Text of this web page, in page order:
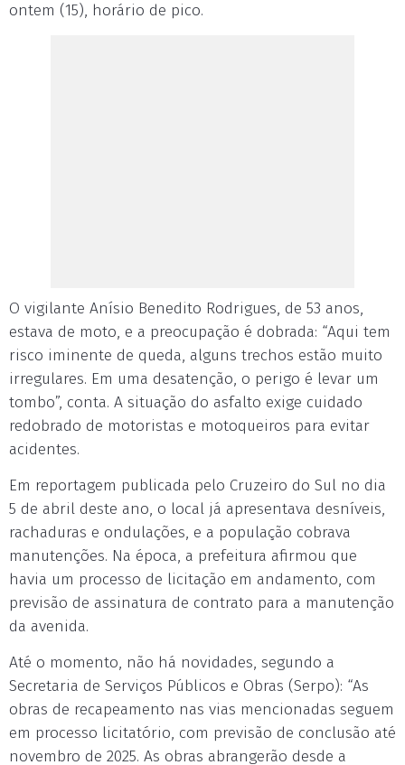
ontem (15), horário de pico.
O vigilante Anísio Benedito Rodrigues, de 53 anos,
estava de moto, e a preocupação é dobrada: “Aqui tem
risco iminente de queda, alguns trechos estão muito
irregulares. Em uma desatenção, o perigo é levar um
tombo”, conta. A situação do asfalto exige cuidado
redobrado de motoristas e motoqueiros para evitar
acidentes.
Em reportagem publicada pelo Cruzeiro do Sul no dia
5 de abril deste ano, o local já apresentava desníveis,
rachaduras e ondulações, e a população cobrava
manutenções. Na época, a prefeitura afirmou que
havia um processo de licitação em andamento, com
previsão de assinatura de contrato para a manutenção
da avenida.
Até o momento, não há novidades, segundo a
Secretaria de Serviços Públicos e Obras (Serpo): “As
obras de recapeamento nas vias mencionadas seguem
em processo licitatório, com previsão de conclusão até
novembro de 2025. As obras abrangerão desde a